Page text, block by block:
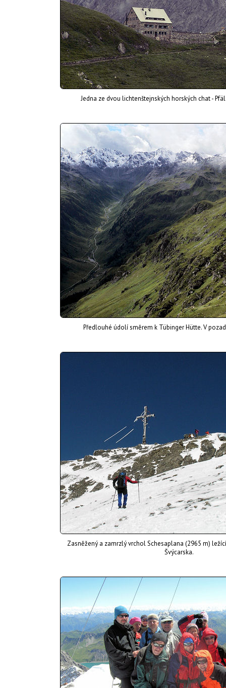
Jedna ze dvou lichtenštejnských horských chat -
Předlouhé údolí směrem k Tübinger Hütte. V
Zasněžený a zamrzlý vrchol Schesaplana (2965 m)
Švýcarska.